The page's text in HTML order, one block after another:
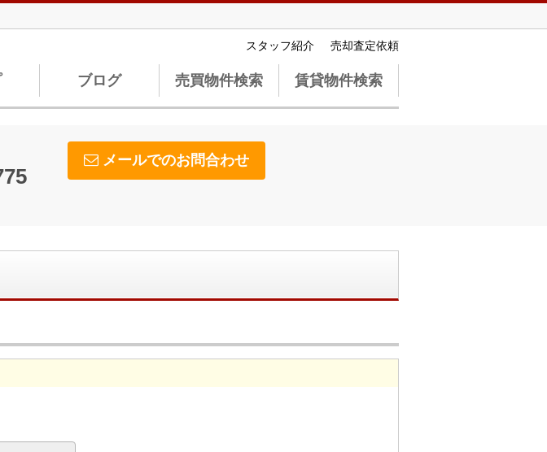
スタッフ紹介 売却査定依頼
ブログ 売買物件検索 賃貸物件検索
メールでのお問合わせ